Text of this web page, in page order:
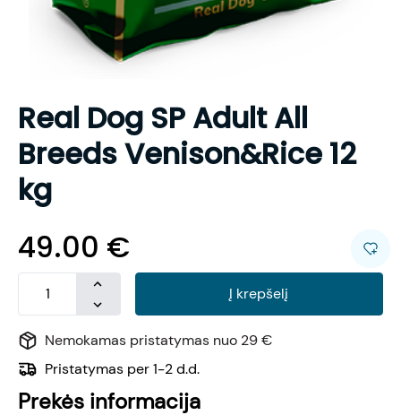
Real Dog SP Adult All
Breeds Venison&Rice 12
kg
49.00 €
Į krepšelį
Nemokamas pristatymas nuo 29 €
Pristatymas per 1-2 d.d.
Prekės informacija